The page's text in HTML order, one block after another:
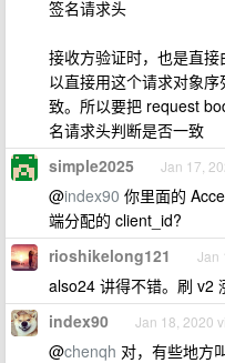
签名请求头
接收方验证时，也是直
以直接用这个请求对象
致。所以要把 request
名请求头判断是否一致
simple2025 Jan 17,
@index90 你里面的
端分配的 client_id?
rioshikelong121 Jan
also24 讲得不错。刷 v2
index90 Jan 18, 2020
@chenqh 对，有些地方